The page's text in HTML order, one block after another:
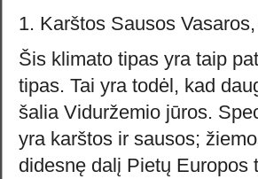
1. Karštos Sausos
Šis klimato tipas yra taip
tipas. Tai yra todėl, kad
šalia Viduržemio jūros.
yra karštos ir sausos;
didesnę dalį Pietų Europos